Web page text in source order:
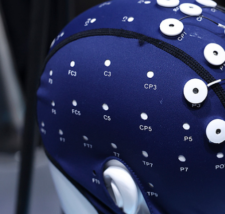
小央视频 小央直播 直播中国 熊猫频
现场 前线 比划 快看 蓝海中国 新兵请入
竞猜 2026年世界杯 2026年冬奥
CCTV奥林匹克频道 生活体育大会
乡村振兴 生态环境 一带一路
大国展会 大国保险 云顶对话 云
CCTV.节目官网 直播 节目单